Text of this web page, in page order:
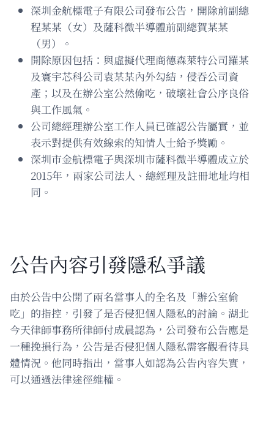
深圳金航標電子有限公司發布公告，開除前副總
程某某（女）及薩科微半導體前副總賀某某
（男）。
開除原因包括：與虛擬代理商德森萊特公司羅某
及寰宇芯科公司袁某某內外勾結，侵吞公司資
產；以及在辦公室公然偷吃，破壞社會公序良俗
與工作風氣。
公司總經理辦公室工作人員已確認公告屬實，並
表示對提供有效線索的知情人士給予獎勵。
深圳市金航標電子與深圳市薩科微半導體成立於
2015年，兩家公司法人、總經理及註冊地址均相
同。
公告內容引發隱私爭議
由於公告中公開了兩名當事人的全名及「辦公室偷
吃」的指控，引發了是否侵犯個人隱私的討論。湖北
今天律師事務所律師付成晨認為，公司發布公告應是
一種挽損行為，公告是否侵犯個人隱私需客觀看待具
體情況。他同時指出，當事人如認為公告內容失實，
可以通過法律途徑維權。